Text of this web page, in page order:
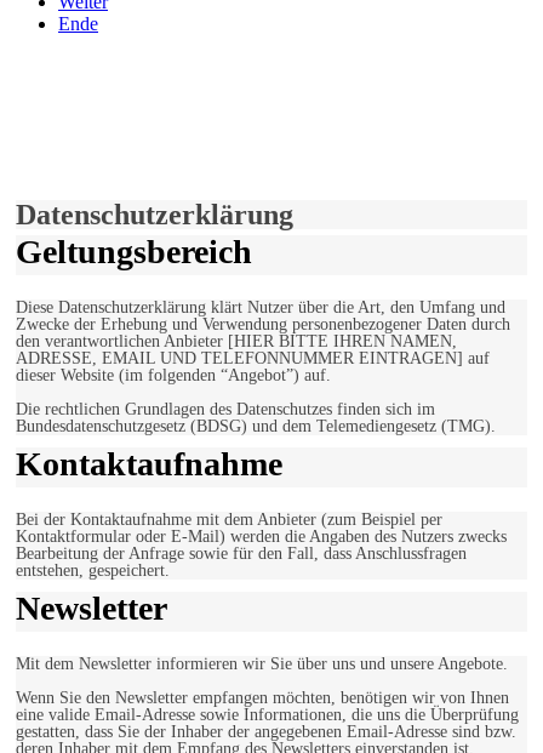
Ende
Datenschutzerklärung
Geltungsbereich
Diese Datenschutzerklärung klärt Nutzer über die Art, den Umfang und
Zwecke der Erhebung und Verwendung personenbezogener Daten durch
den verantwortlichen Anbieter [HIER BITTE IHREN NAMEN,
ADRESSE, EMAIL UND TELEFONNUMMER EINTRAGEN] auf
dieser Website (im folgenden “Angebot”) auf.
Die rechtlichen Grundlagen des Datenschutzes finden sich im
Bundesdatenschutzgesetz (BDSG) und dem Telemediengesetz (TMG).
Kontaktaufnahme
Bei der Kontaktaufnahme mit dem Anbieter (zum Beispiel per
Kontaktformular oder E-Mail) werden die Angaben des Nutzers zwecks
Bearbeitung der Anfrage sowie für den Fall, dass Anschlussfragen
entstehen, gespeichert.
Newsletter
Mit dem Newsletter informieren wir Sie über uns und unsere Angebote.
Wenn Sie den Newsletter empfangen möchten, benötigen wir von Ihnen
eine valide Email-Adresse sowie Informationen, die uns die Überprüfung
gestatten, dass Sie der Inhaber der angegebenen Email-Adresse sind bzw.
deren Inhaber mit dem Empfang des Newsletters einverstanden ist.